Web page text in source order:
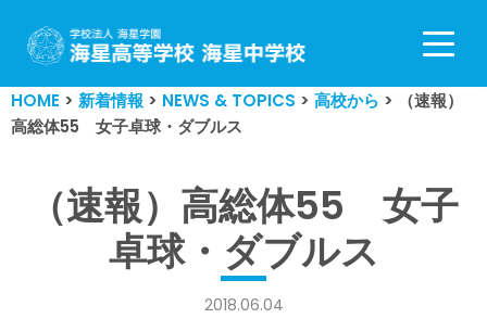
コ
ン
テ
ン
HOME > 新着情報 > NEWS & TOPICS > 高校から >
（速報）
高総体55 女子卓球・ダブルス
（速報）高総体55 女子
卓球・ダブルス
2018.06.04